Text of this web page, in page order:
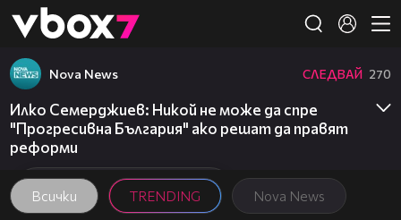
👾
Всички TRENDING Nova News
Nova News СЛЕДВАЙ 270
Илко Семерджиев: Никой не може да спре
"Прогресивна България" ако решат да правят
реформи